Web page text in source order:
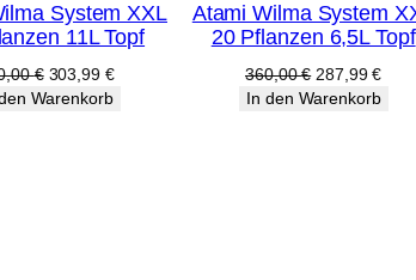
im
Angebot
System XXL
11L Topf
€ Ursprünglicher
Preis
303,99 €Aktueller
Preis
Warenkorb
im
Angebot
Atami Wilma System
20 Pflanzen 6,5L Topf
360,00€ Ursprünglicher
Preis
287,99€
Preis
In den Warenkorb